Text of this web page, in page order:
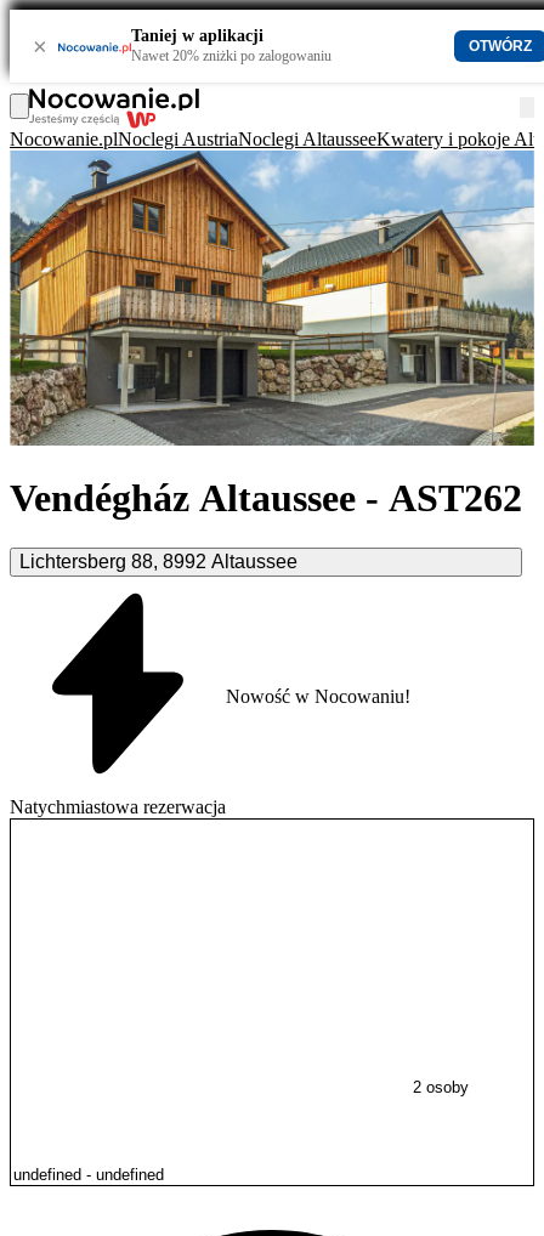
× Taniej w aplikacji
Nawet 20% zniżki po zalogowaniu
OTWÓRZ
Nocowanie.plNoclegi AustriaNoclegi AltausseeKwatery i pokoje
Vendégház Altaussee - AST262
Lichtersberg 88, 8992 Altaussee
Natychmiastowa rezerwacja
Nowość w Nocowaniu!
2 osoby